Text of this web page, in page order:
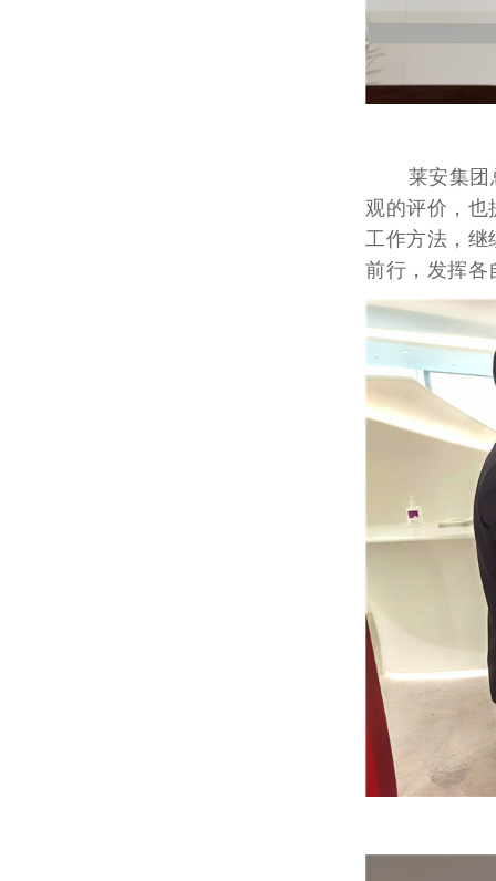
莱安集团总
观的评价，也
工作方法，继
前行，发挥各